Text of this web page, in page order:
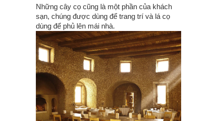
Những cây cọ cũng là một phần của khách
sạn, chúng được dùng để trang trí và lá cọ
dùng để phủ lên mái nhà.